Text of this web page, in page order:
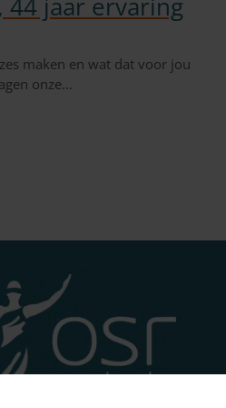
maken en wat dat voor jou
onze...